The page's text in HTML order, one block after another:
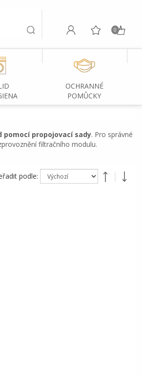
0
OCHRANNÉ
POMŮCKY
pomocí propojovací sady. Pro správné
filtračního modulu.
podle: